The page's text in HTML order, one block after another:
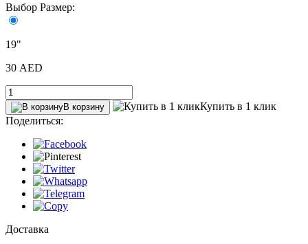
Выбор Размер:
19"
30 AED
В корзину
Купить в 1 клик
Поделиться:
Доставка